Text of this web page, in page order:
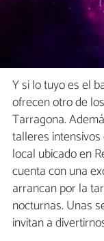
Y si lo tuyo es el
ofrecen otro de
Tarragona.
talleres
local ubicado en
cuenta con una
arrancan por la
nocturnas. Unas
invitan a